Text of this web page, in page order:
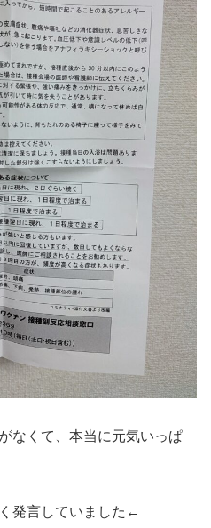
なくて、本当に元気いっぱ
発言していました←